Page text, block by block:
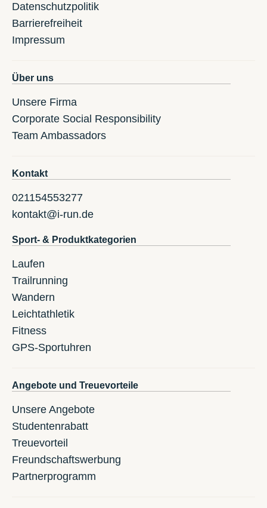
Datenschutzpolitik
Barrierefreiheit
Impressum
Über uns
Unsere Firma
Corporate Social Responsibility
Team Ambassadors
Kontakt
021154553277
kontakt@i-run.de
Sport- & Produktkategorien
Laufen
Trailrunning
Wandern
Leichtathletik
Fitness
GPS-Sportuhren
Angebote und Treuevorteile
Unsere Angebote
Studentenrabatt
Treuevorteil
Freundschaftswerbung
Partnerprogramm